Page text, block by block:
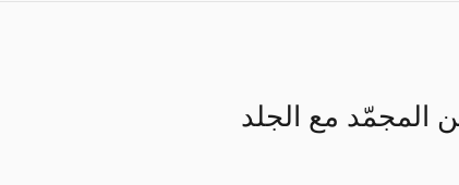
المجمّد مع الجلد